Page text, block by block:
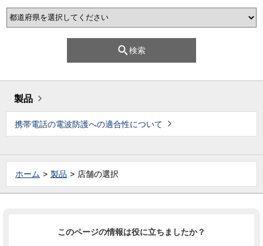
検索
製品
携帯電話の電波防護への適合性について
ホーム 製品 店舗の選択
このページの情報は役に立ちましたか？